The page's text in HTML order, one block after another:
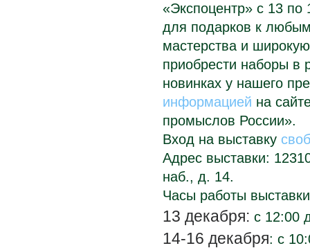
«Экспоцентр» с 13 по
для подарков к
мастерства и
приобрести наборы в
новинках у нашего
информацией на
промыслов России».
Вход на выставку
Адрес выставки:
наб., д. 14.
Часы работы выставки
13 декабря: с 12:00
14-16 декабря: с